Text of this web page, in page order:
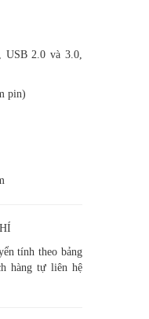
2.0 và 3.0,
pin)
tính theo bảng
hàng tự liên hệ